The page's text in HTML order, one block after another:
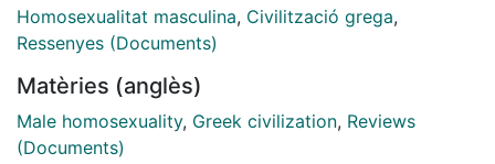
la sexualité de Michel Foucault, de quién la edición
española incluye como prólogo la reseña que el
obra de K. J. Dover en 1982. La presente edición
incluye, además, un actualizado apartado bibliográfico
sobre la sexualidad en el mundo grecorromano y la
Homosexualitat masculina, Civilització grega,
Ressenyes (Documents)
Matèries (anglès)
Male homosexuality, Greek civilization, Reviews
(Documents)